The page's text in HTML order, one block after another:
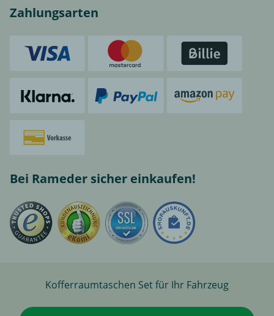
Zahlungsarten
Bei Rameder sicher einkaufen!
Kofferraumtaschen Set für Ihr Fahrzeug